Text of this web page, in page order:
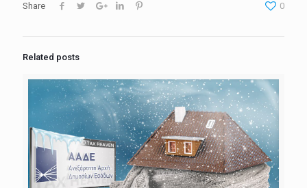
Share 0
Related posts